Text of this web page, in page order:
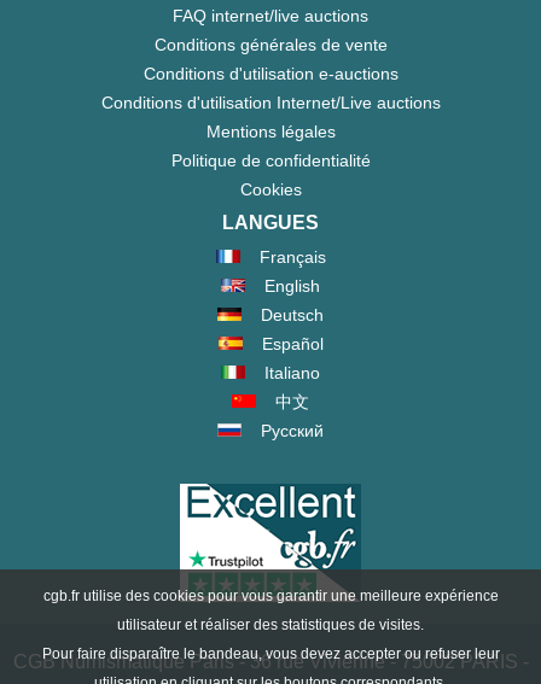
FAQ internet/live auctions
Conditions générales de vente
Conditions d'utilisation e-auctions
Conditions d'utilisation Internet/Live auctions
Mentions légales
Politique de confidentialité
Cookies
LANGUES
Français
English
Deutsch
Español
Italiano
中文
Русский
CGB Numismatique Paris - 36 rue Vivienne - 75002 PARIS -
cgb.fr utilise des cookies pour vous garantir une meilleure expérience
utilisateur et réaliser des statistiques de visites.
Pour faire disparaître le bandeau, vous devez accepter ou refuser leur